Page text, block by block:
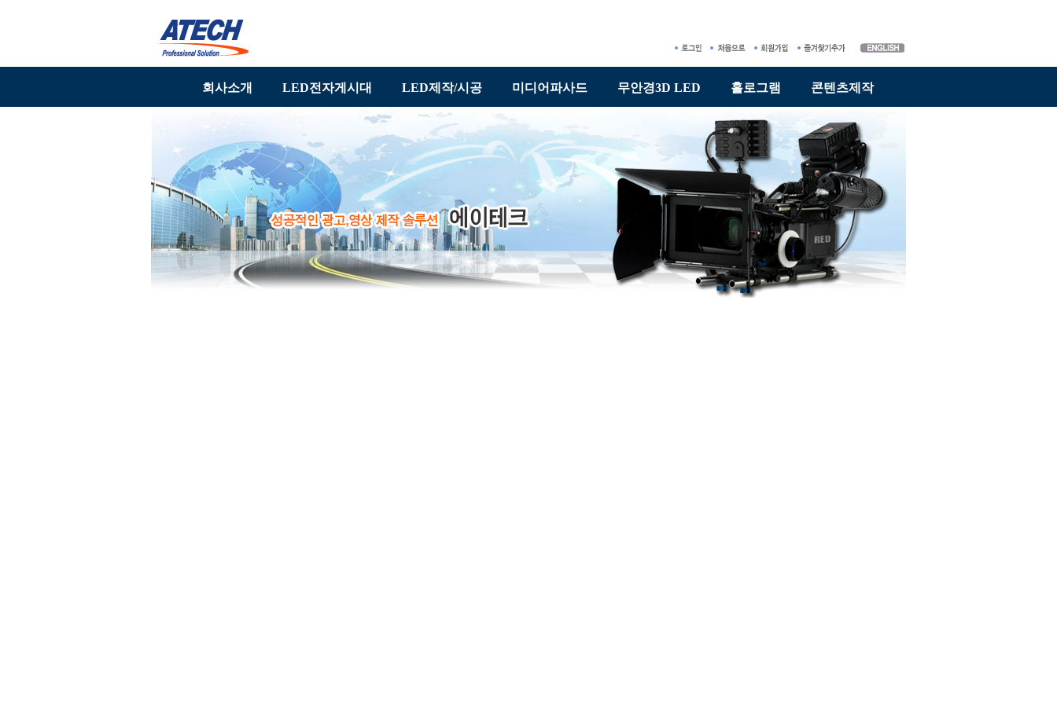
회사소개 LED전자게시대 LED제작/시공 미디어파사드 무안경3D LED 홀로그램 콘텐츠제작